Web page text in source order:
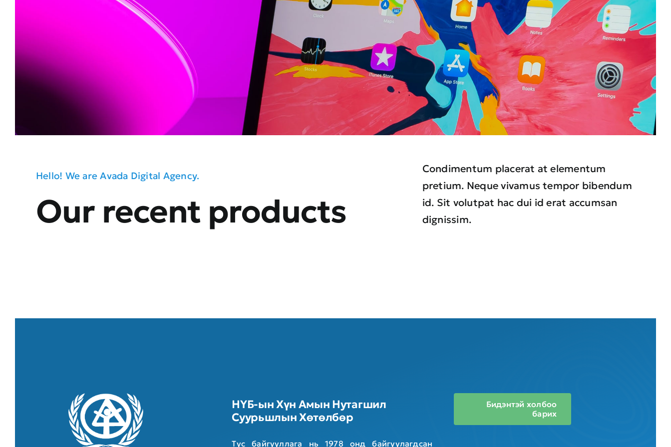
Hello! We are Avada Digital Agency.
Our recent products
Condimentum placerat at elementum
pretium. Neque vivamus tempor bibendum
id. Sit volutpat hac dui id erat accumsan
dignissim.
НҮБ-ын Хүн Амын Нутагшил
Суурьшлын Хөтөлбөр
Тус байгууллага нь 1978 онд байгуулагдсан
Бидэнтэй холбоо
барих